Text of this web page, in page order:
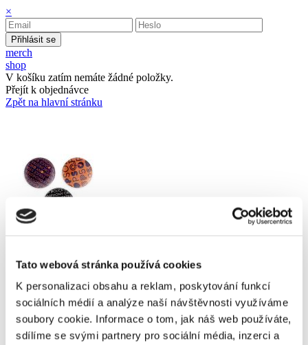
Tato webová stránka používá cookies
K personalizaci obsahu a reklam, poskytování funkcí
sociálních médií a analýze naší návštěvnosti využíváme
soubory cookie. Informace o tom, jak náš web používáte,
sdílíme se svými partnery pro sociální média, inzerci a
×
Přihlásit se
merch
shop
V košíku zatím nemáte žádné položky.
Přejít k objednávce
Zpět na hlavní stránku